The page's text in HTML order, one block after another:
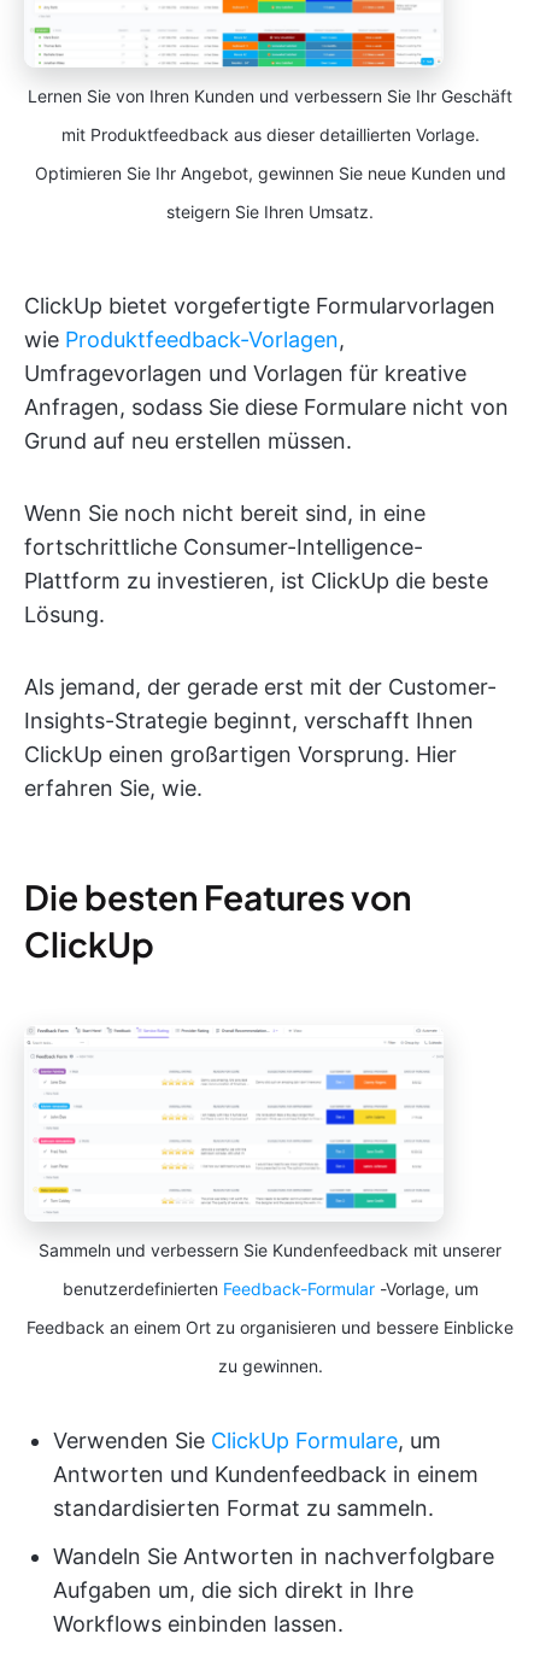
Lernen Sie von Ihren Kunden und verbessern Sie Ihr Geschäft
mit Produktfeedback aus dieser detaillierten Vorlage.
Optimieren Sie Ihr Angebot, gewinnen Sie neue Kunden und
steigern Sie Ihren Umsatz.
ClickUp bietet vorgefertigte Formularvorlagen
wie Produktfeedback-Vorlagen,
Umfragevorlagen und Vorlagen für kreative
Anfragen, sodass Sie diese Formulare nicht von
Grund auf neu erstellen müssen.
Wenn Sie noch nicht bereit sind, in eine
fortschrittliche Consumer-Intelligence-
Plattform zu investieren, ist ClickUp die beste
Lösung.
Als jemand, der gerade erst mit der Customer-
Insights-Strategie beginnt, verschafft Ihnen
ClickUp einen großartigen Vorsprung. Hier
erfahren Sie, wie.
Die besten Features von
ClickUp
Sammeln und verbessern Sie Kundenfeedback mit unserer
benutzerdefinierten Feedback-Formular-Vorlage, um
Feedback an einem Ort zu organisieren und bessere Einblicke
zu gewinnen.
Verwenden Sie ClickUp Formulare, um
Antworten und Kundenfeedback in einem
standardisierten Format zu sammeln.
Wandeln Sie Antworten in nachverfolgbare
Aufgaben um, die sich direkt in Ihre
Workflows einbinden lassen.